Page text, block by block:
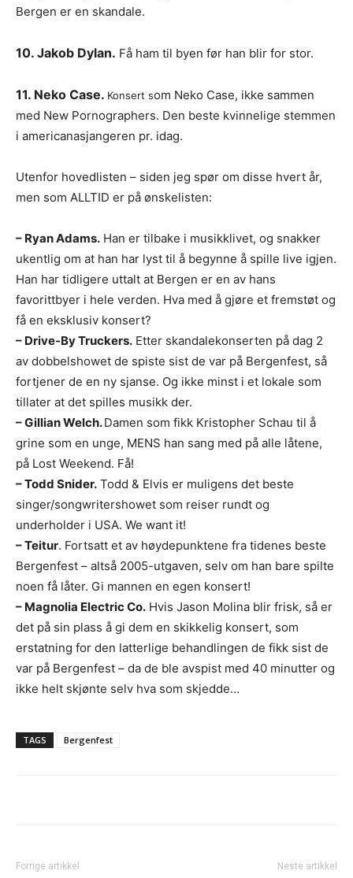
Ønsker du omtale på Dust of Daylight?
på. På den måten slipper både du og vi å kaste bort tid.
Bergen er en skandale.
10. Jakob Dylan. Få ham til byen før han blir for stor.
11. Neko Case. Konsert som Neko Case, ikke sammen
med New Pornographers. Den beste kvinnelige stemmen
i americanasjangeren pr. idag.
Utenfor hovedlisten – siden jeg spør om disse hvert år,
men som ALLTID er på ønskelisten:
– Ryan Adams. Han er tilbake i musikklivet, og snakker
ukentlig om at han har lyst til å begynne å spille live igjen.
Han har tidligere uttalt at Bergen er en av hans
favorittbyer i hele verden. Hva med å gjøre et fremstøt og
få en eksklusiv konsert?
– Drive-By Truckers. Etter skandalekonserten på dag 2
av dobbelshowet de spiste sist de var på Bergenfest, så
fortjener de en ny sjanse. Og ikke minst i et lokale som
tillater at det spilles musikk der.
– Gillian Welch.Damen som fikk Kristopher Schau til å
grine som en unge, MENS han sang med på alle låtene,
på Lost Weekend. Få!
– Todd Snider. Todd & Elvis er muligens det beste
singer/songwritershowet som reiser rundt og
underholder i USA. We want it!
– Teitur. Fortsatt et av høydepunktene fra tidenes beste
Bergenfest – altså 2005-utgaven, selv om han bare spilte
noen få låter. Gi mannen en egen konsert!
– Magnolia Electric Co. Hvis Jason Molina blir frisk, så er
det på sin plass å gi dem en skikkelig konsert, som
erstatning for den latterlige behandlingen de fikk sist de
var på Bergenfest – da de ble avspist med 40 minutter og
ikke helt skjønte selv hva som skjedde…
TAGS Bergenfest
Forrige artikkel Neste artikkel